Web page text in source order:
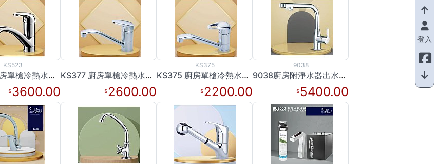
KS523
KS523廚房單槍冷熱水龍頭
3600.00
KS377 廚房單槍冷熱水龍頭
2600.00
KS375
KS375 廚房單槍冷熱水龍頭
2200.00
9038
9038廚房附淨水器出水龍頭
5400.00
登入